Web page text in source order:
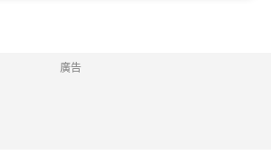
廣告